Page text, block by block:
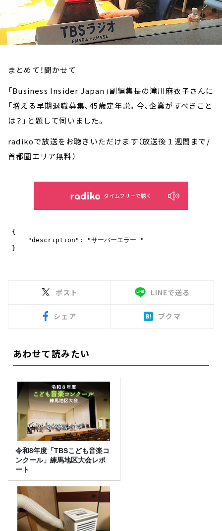
まとめて！聞かせて
「Business Insider Japan」副編集長の滝川麻衣子さんに
「増える早期退職募集、45歳定年説。今、企業がすべきこと
は？」と題して伺いました。
radikoで放送をお聴きいただけます（放送後１週間まで/
首都圏エリア無料）
タイムフリーで聴く
ポスト LINEで送る
シェア ブクマ
あわせて読みたい
令和8年度「TBSこども音楽コ
ンクール」練馬地区大会レポ
ート